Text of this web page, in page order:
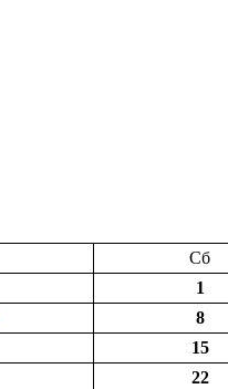
Сб
1
8
15
22